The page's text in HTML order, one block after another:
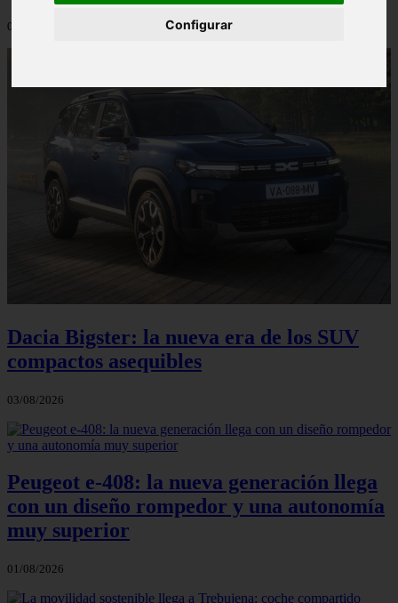
Configurar
04/08/2026
Dacia Bigster: la nueva era de los SUV
compactos asequibles
03/08/2026
Peugeot e-408: la nueva generación llega
con un diseño rompedor y una autonomía
muy superior
01/08/2026